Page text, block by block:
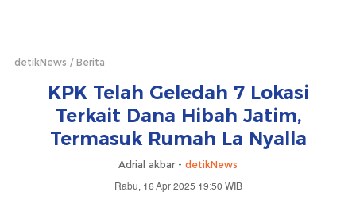
detikNews Berita
KPK Telah Geledah 7 Lokasi
Terkait Dana Hibah Jatim,
Termasuk Rumah La Nyalla
Adrial akbar - detikNews
Rabu, 16 Apr 2025 19:50 WIB